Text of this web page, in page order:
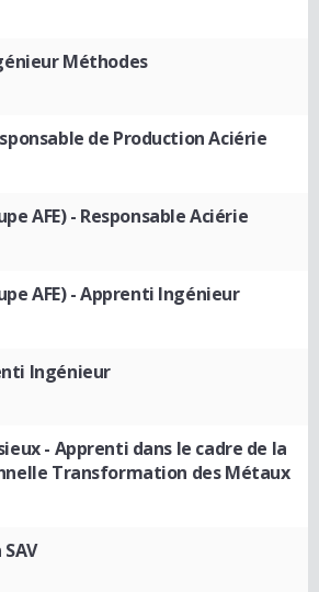
Méthodes
de Production Aciérie
AFE)- Responsable Aciérie
AFE)- Apprenti Ingénieur
Ingénieur
- Apprenti dans le cadre de la
Transformation des Métaux